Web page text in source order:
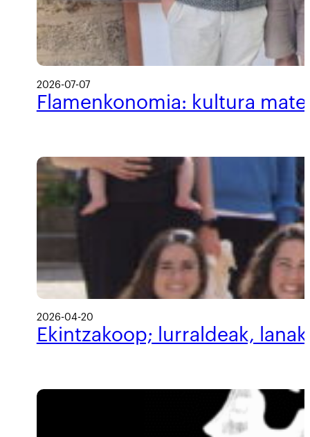
2026-07-07
Flamenkonomia: kultura
2026-04-20
Ekintzakoop; lurraldeak,